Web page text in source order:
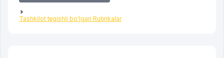
Tashkilot tegishli bo'lgan Rubrikalar